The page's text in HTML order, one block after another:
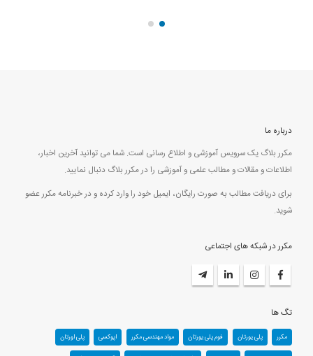
درباره ما
مکرر بلاگ یک سرویس آموزشی و اطلاع رسانی است. شما می توانید آخرین اخبار،
اطلاعات و مقالات و مطالب علمی و آموزشی را در مکرر بلاگ دنبال نمایید.
برای دریافت مطالب به صورت رایگان، ایمیل خود را وارد کرده و در خبرنامه مکرر عضو
شوید.
مکرر در شبکه های اجتماعی
تگ ها
مکرر پلی یورتان فوم پلی یورتان مواد مهندسی مکرر اپوکسی پلی اورتان